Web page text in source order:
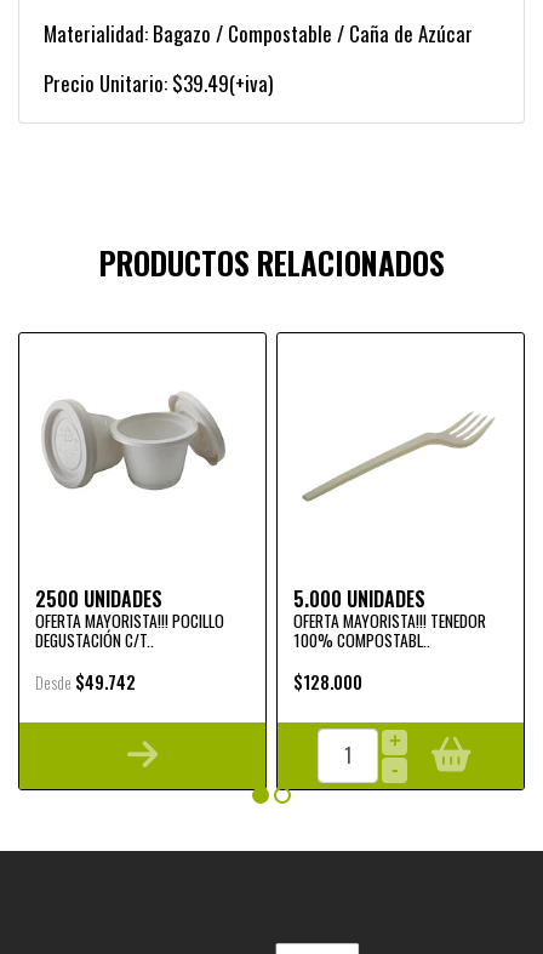
Materialidad: Bagazo / Compostable / Caña de Azúcar
Precio Unitario: $39.49(+iva)
PRODUCTOS RELACIONADOS
2500 UNIDADES
OFERTA MAYORISTA!!! POCILLO
DEGUSTACIÓN C/T..
Desde $49.742
5.000 UNIDADES
OFERTA MAYORISTA!!! TENEDOR
100% COMPOSTABL..
$128.000
+
-